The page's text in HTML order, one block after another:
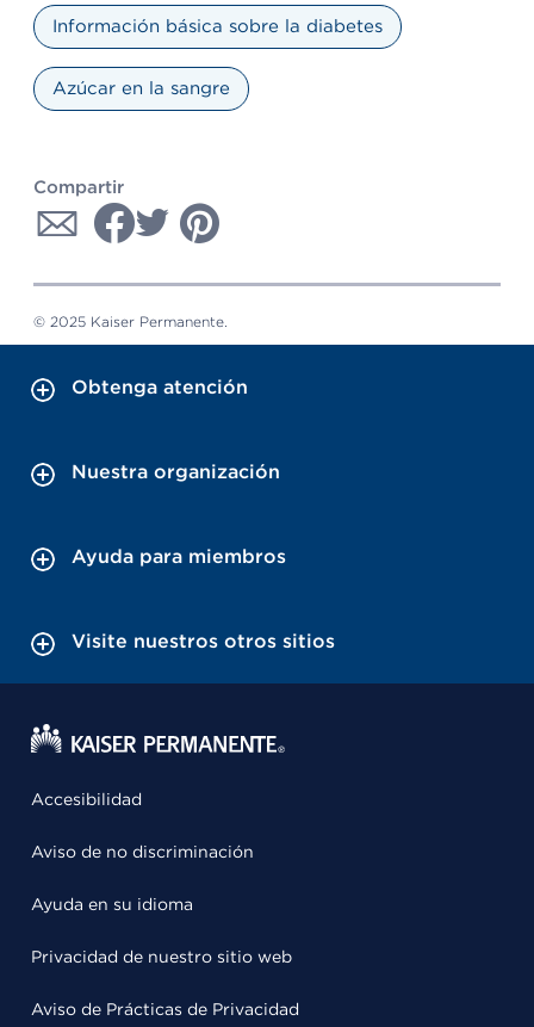
Información básica sobre la diabetes
Azúcar en la sangre
Compartir
© 2025 Kaiser Permanente.
Obtenga atención
Nuestra organización
Ayuda para miembros
Visite nuestros otros sitios
Accesibilidad
Aviso de no discriminación
Ayuda en su idioma
Privacidad de nuestro sitio web
Aviso de Prácticas de Privacidad